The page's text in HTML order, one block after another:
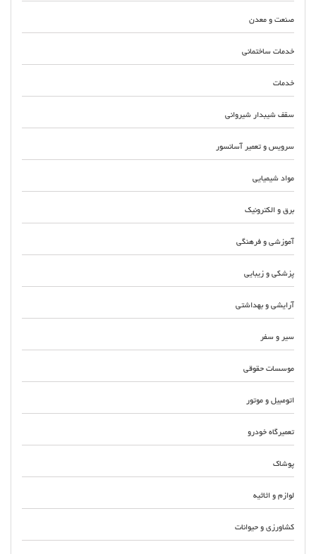
صنعت و معدن
خدمات ساختمانی
خدمات
سقف شیبدار شیروانی
سرویس و تعمیر آسانسور
مواد شیمیایی
برق و الکترونیک
آموزشی و فرهنگی
پزشکی و زیبایی
آرایشی و بهداشتی
سیر و سفر
موسسات حقوقی
اتومبیل و موتور
تعمیرگاه خودرو
پوشاک
لوازم و اثاثیه
کشاورزی و حیوانات